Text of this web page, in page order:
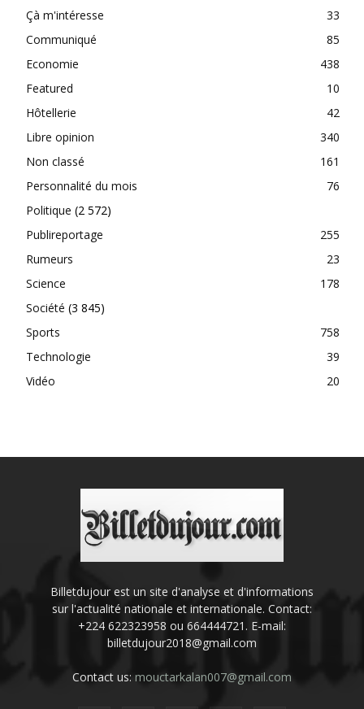
Çà m'intéresse
33
Communiqué
85
Economie
438
Featured
10
Hôtellerie
42
Libre opinion
340
Non classé
161
Personnalité du mois
76
Politique (2 572)
Publireportage
255
Rumeurs
23
Science
178
Société (3 845)
Sports
758
Technologie
39
Vidéo
20
Billetdujour est un site d'analyse et d'informations
sur l'actualité nationale et internationale. Contact:
+224 622323958 ou 664444721. E-mail:
billetdujour2018@gmail.com
Contact us: mouctarkalan007@gmail.com